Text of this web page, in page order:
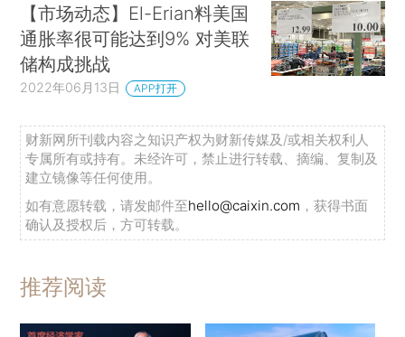
【市场动态】El-Erian料美国
通胀率很可能达到9% 对美联
储构成挑战
2022年06月13日 APP打开
财新网所刊载内容之知识产权为财新传媒及/或相关权利人
专属所有或持有。未经许可，禁止进行转载、摘编、复制及
建立镜像等任何使用。
如有意愿转载，请发邮件至hello@caixin.com ，获得书面
确认及授权后，方可转载。
推荐阅读